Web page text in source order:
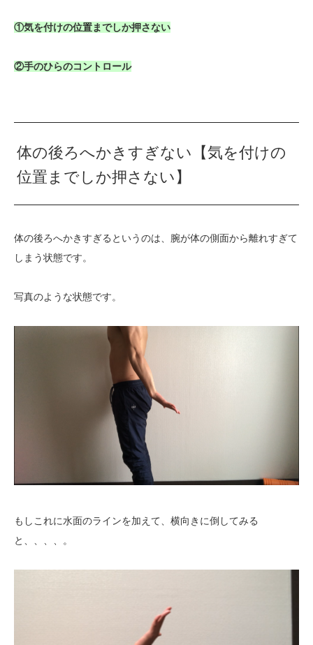
①気を付けの位置までしか押さない
②手のひらのコントロール
体の後ろへかきすぎない【気を付けの
位置までしか押さない】
体の後ろへかきすぎるというのは、腕が体の側面から離れすぎて
しまう状態です。
写真のような状態です。
もしこれに水面のラインを加えて、横向きに倒してみる
と、、、、。